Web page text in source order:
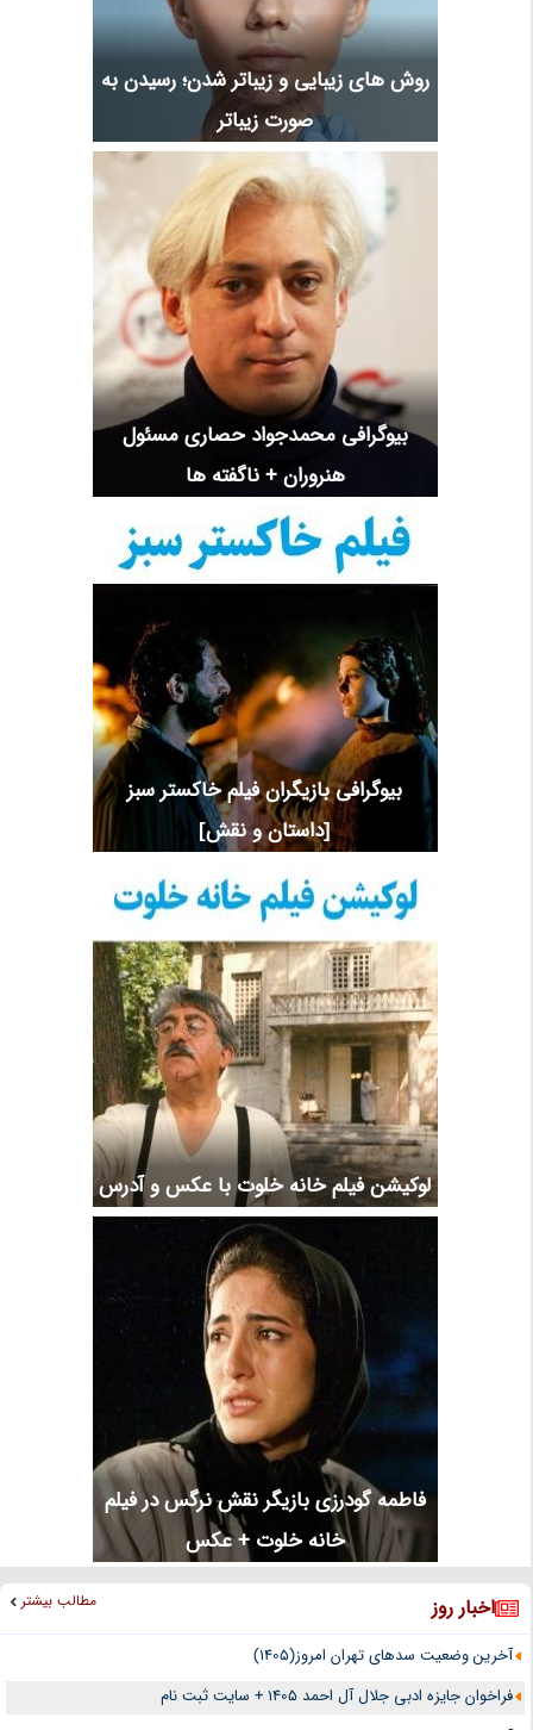
روش های زیبایی و زیباتر شدن؛ رسیدن به
صورت زیباتر
بیوگرافی محمدجواد حصاری مسئول
هنروران + ناگفته ها
بیوگرافی بازیگران فیلم خاکستر سبز
[داستان و نقش]
لوکیشن فیلم خانه خلوت با عکس و آدرس
فاطمه گودرزی بازیگر نقش نرگس در فیلم
خانه خلوت + عکس
اخبار روز مطالب بیشتر
آخرین وضعیت سدهای تهران امروز(1405)
فراخوان جایزه ادبی جلال آل احمد 1405 + سایت ثبت نام